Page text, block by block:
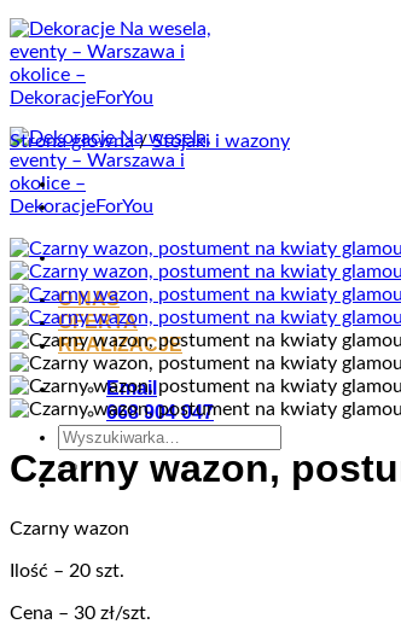
Przewiń
do
zawartości
O NAS
OFERTA
REALIZACJE
Email
668 904 047
Szukaj:
Strona główna / Stojaki i wazony
Czarny wazon,
Czarny wazon
Ilość – 20 szt.
Cena – 30 zł/szt.